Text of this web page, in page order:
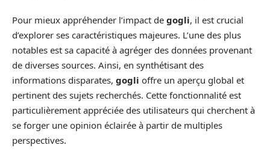
Pour mieux appréhender l’impact de gogli, il est crucial
d’explorer ses caractéristiques majeures. L’une des plus
notables est sa capacité à agréger des données provenant
de diverses sources. Ainsi, en synthétisant des
informations disparates, gogli offre un aperçu global et
pertinent des sujets recherchés. Cette fonctionnalité est
particulièrement appréciée des utilisateurs qui cherchent à
se forger une opinion éclairée à partir de multiples
perspectives.